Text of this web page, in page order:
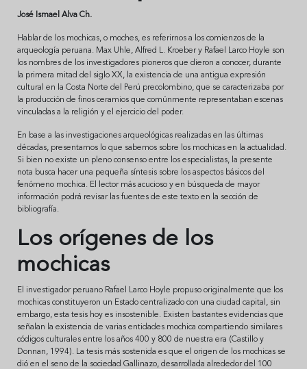
José Ismael Alva Ch.
Hablar de los mochicas, o moches, es referirnos a los comienzos de la
arqueología peruana. Max Uhle, Alfred L. Kroeber y Rafael Larco Hoyle son
los nombres de los investigadores pioneros que dieron a conocer, durante
la primera mitad del siglo XX, la existencia de una antigua expresión
cultural en la Costa Norte del Perú precolombino, que se caracterizaba por
la producción de finos ceramios que comúnmente representaban escenas
vinculadas a la religión y el ejercicio del poder.
En base a las investigaciones arqueológicas realizadas en las últimas
décadas, presentamos lo que sabemos sobre los mochicas en la actualidad.
Si bien no existe un pleno consenso entre los especialistas, la presente
nota busca hacer una pequeña síntesis sobre los aspectos básicos del
fenómeno mochica. El lector más acucioso y en búsqueda de mayor
información podrá revisar las fuentes de este texto en la sección de
bibliografía.
Los orígenes de los
mochicas
El investigador peruano Rafael Larco Hoyle propuso originalmente que los
mochicas constituyeron un Estado centralizado con una ciudad capital, sin
embargo, esta tesis hoy es insostenible. Existen bastantes evidencias que
señalan la existencia de varias entidades mochica compartiendo similares
códigos culturales entre los años 400 y 800 de nuestra era (Castillo y
Donnan, 1994). La tesis más sostenida es que el origen de los mochicas se
dió en el seno de la sociedad Gallinazo, desarrollada alrededor del 100